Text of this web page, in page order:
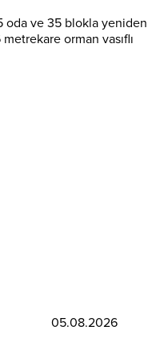
oda ve 35 blokla yeniden
orman vasıflı
05.08.2026